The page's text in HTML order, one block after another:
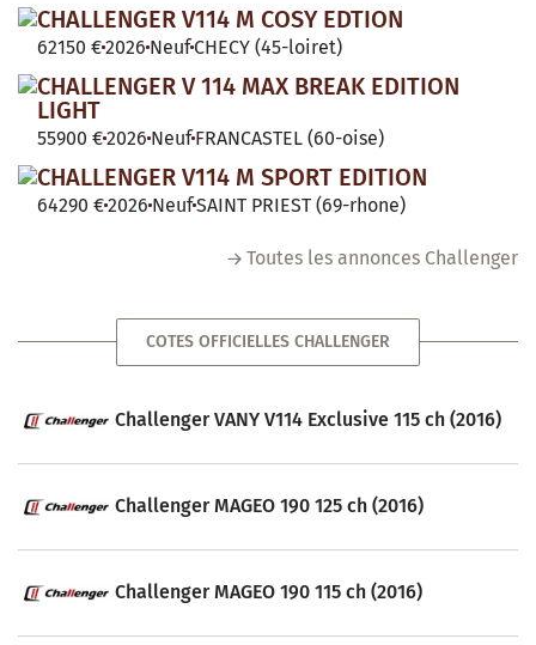
CHALLENGER V114 M COSY EDTION
62150 €2026 Neuf CHECY (45-loiret)
CHALLENGER V 114 MAX BREAK EDITION
LIGHT
55900 €2026 Neuf FRANCASTEL (60-oise)
CHALLENGER V114 M SPORT EDITION
64290 €2026 NeufSAINT PRIEST (69-rhone)
Toutes les annonces Challenger
COTES OFFICIELLES CHALLENGER
Challenger VANY V114 Exclusive 115 ch (2016)
Challenger MAGEO 190 125 ch (2016)
Challenger MAGEO 190 115 ch (2016)